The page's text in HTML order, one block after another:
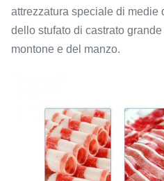
attrezzatura speciale di medie
dello stufato di castrato
montone e del manzo.